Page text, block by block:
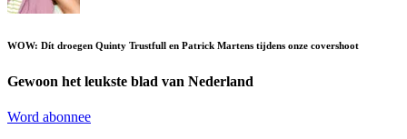
WOW: Dít droegen Quinty Trustfull en Patrick Martens tijdens onze covershoot
Gewoon het leukste blad van Nederland
Word abonnee